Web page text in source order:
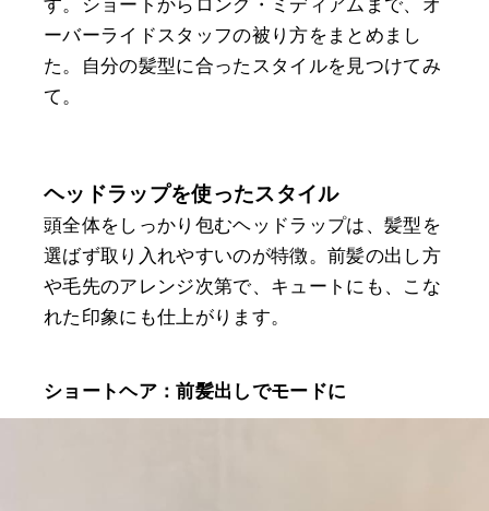
す。ショートからロング・ミディアムまで、オ
ーバーライドスタッフの被り方をまとめまし
た。自分の髪型に合ったスタイルを見つけてみ
て。
ヘッドラップを使ったスタイル
頭全体をしっかり包むヘッドラップは、髪型を
選ばず取り入れやすいのが特徴。前髪の出し方
や毛先のアレンジ次第で、キュートにも、こな
れた印象にも仕上がります。
ショートヘア：前髪出しでモードに